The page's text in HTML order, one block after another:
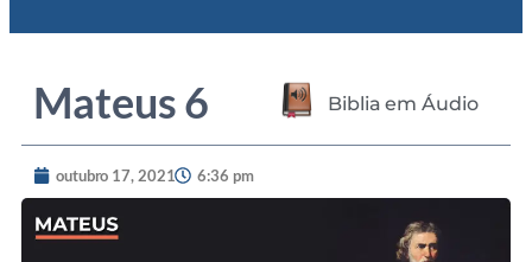
Mateus 6 Biblia em Áudio
outubro 17, 2021 6:36 pm